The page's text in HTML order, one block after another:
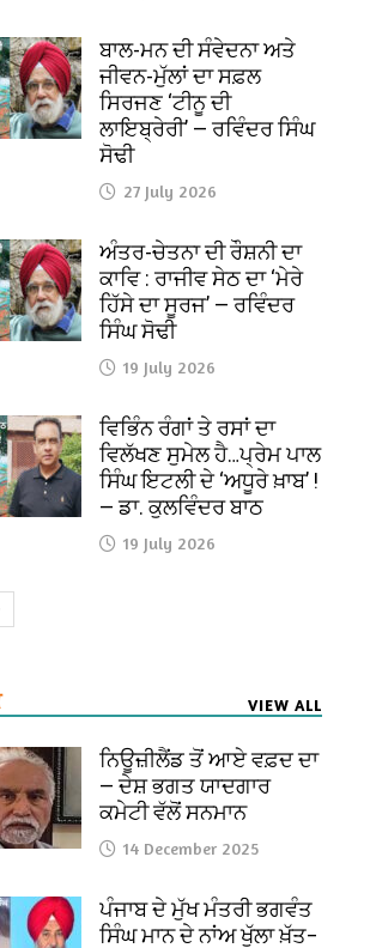
ਬਾਲ-ਮਨ ਦੀ ਸੰਵੇਦਨਾ ਅਤੇ
ਜੀਵਨ-ਮੁੱਲਾਂ ਦਾ ਸਫ਼ਲ
ਸਿਰਜਣ ‘ਟੀਨੂ ਦੀ
ਲਾਇਬ੍ਰੇਰੀ’ — ਰਵਿੰਦਰ ਸਿੰਘ
ਸੋਢੀ
27 July 2026
ਅੰਤਰ-ਚੇਤਨਾ ਦੀ ਰੌਸ਼ਨੀ ਦਾ
ਕਾਵਿ : ਰਾਜੀਵ ਸੇਠ ਦਾ ‘ਮੇਰੇ
ਹਿੱਸੇ ਦਾ ਸੂਰਜ’ — ਰਵਿੰਦਰ
ਸਿੰਘ ਸੋਢੀ
19 July 2026
ਵਿਭਿੰਨ ਰੰਗਾਂ ਤੇ ਰਸਾਂ ਦਾ
ਵਿਲੱਖਣ ਸੁਮੇਲ ਹੈ…ਪ੍ਰੇਮ ਪਾਲ
ਸਿੰਘ ਇਟਲੀ ਦੇ ‘ਅਧੂਰੇ ਖ਼ਾਬ’ !
— ਡਾ. ਕੁਲਵਿੰਦਰ ਬਾਠ
19 July 2026
VIEW ALL
ਨਿਊਜ਼ੀਲੈਂਡ ਤੋਂ ਆਏ ਵਫ਼ਦ ਦਾ
— ਦੇਸ਼ ਭਗਤ ਯਾਦਗਾਰ
ਕਮੇਟੀ ਵੱਲੋਂ ਸਨਮਾਨ
14 December 2025
ਪੰਜਾਬ ਦੇ ਮੁੱਖ ਮੰਤਰੀ ਭਗਵੰਤ
ਸਿੰਘ ਮਾਨ ਦੇ ਨਾਂਅ ਖੁੱਲਾ ਖ਼ੱਤ–